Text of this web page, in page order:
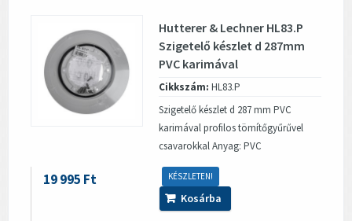
Hutterer & Lechner HL83.P
Szigetelő készlet d 287mm
PVC karimával
Cikkszám: HL83.P
Szigetelő készlet d 287 mm PVC
karimával profilos tömítőgyűrűvel
csavarokkal Anyag: PVC
KÉSZLETEN!
19 995 Ft
Kosárba